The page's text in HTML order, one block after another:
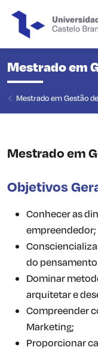
Mestrado em
Mestrado em Gestão
Mestrado em
Objetivos
Conhecer as
empreendedor;
do
Dominar
arquitetar e
Compreender
Marketing;
Proporcionar